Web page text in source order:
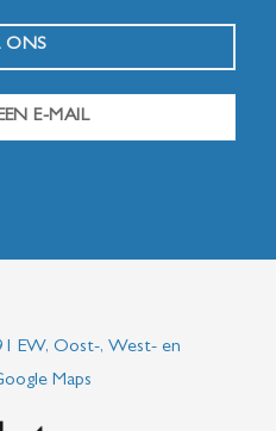
ONS
E-MAIL
EW, Oost-, West- en
Maps